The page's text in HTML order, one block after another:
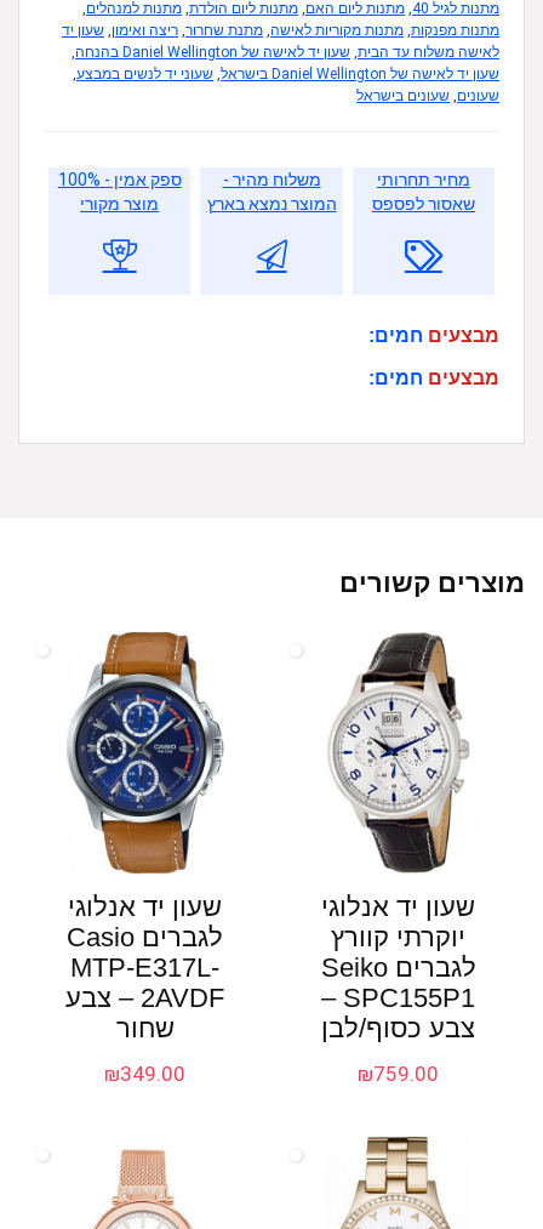
מתנות לגיל 40 , מתנות ליום האם, מתנות ליום הולדת, מתנות למנהלים,
מתנות מפנקות, מתנות מקוריות לאישה, מתנת שחרור, ריצה ואימון, שעון יד
לאישה משלוח עד הבית, שעון יד לאישה של Daniel Wellington בהנחה
,
שעון יד לאישה של Daniel Wellington בישראל
, שעוני יד לנשים במבצע,
שעונים, שעונים בישראל
מחיר תחרותי
שאסור לפספס
משלוח מהיר -
המוצר נמצא בארץ
ספק אמין - 100%
מוצר מקורי
מבצעים חמים:
מבצעים חמים:
מוצרים קשורים
שעון יד אנלוגי
יוקרתי קוורץ
לגברים Seiko
SPC155P1 –
צבע כסוף/לבן
₪759.00
שעון יד אנלוגי
לגברים Casio
MTP-E317L-
2AVDF – צבע
שחור
₪349.00